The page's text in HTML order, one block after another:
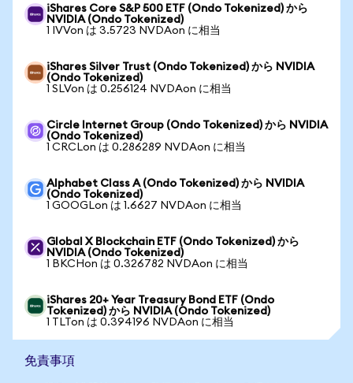
iShares Core S&P 500 ETF (Ondo Tokenized) から
NVIDIA (Ondo Tokenized)
1 IVVon は 3.5723 NVDAon に相当
iShares Silver Trust (Ondo Tokenized) から NVIDIA
(Ondo Tokenized)
1 SLVon は 0.256124 NVDAon に相当
Circle Internet Group (Ondo Tokenized) から NVIDIA
(Ondo Tokenized)
1 CRCLon は 0.286289 NVDAon に相当
Alphabet Class A (Ondo Tokenized) から NVIDIA
(Ondo Tokenized)
1 GOOGLon は 1.6627 NVDAon に相当
Global X Blockchain ETF (Ondo Tokenized) から
NVIDIA (Ondo Tokenized)
1 BKCHon は 0.326782 NVDAon に相当
iShares 20+ Year Treasury Bond ETF (Ondo
Tokenized) から NVIDIA (Ondo Tokenized)
1 TLTon は 0.394196 NVDAon に相当
免責事項